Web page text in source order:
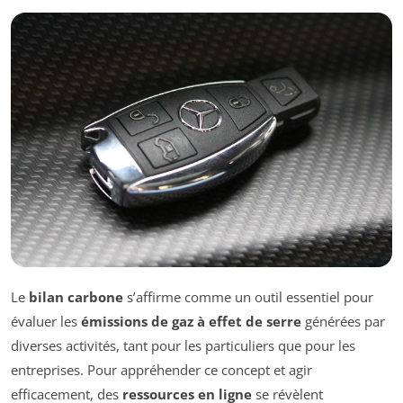
Le bilan carbone s’affirme comme un outil essentiel pour
évaluer les émissions de gaz à effet de serre générées par
diverses activités, tant pour les particuliers que pour les
entreprises. Pour appréhender ce concept et agir
efficacement, des ressources en ligne se révèlent